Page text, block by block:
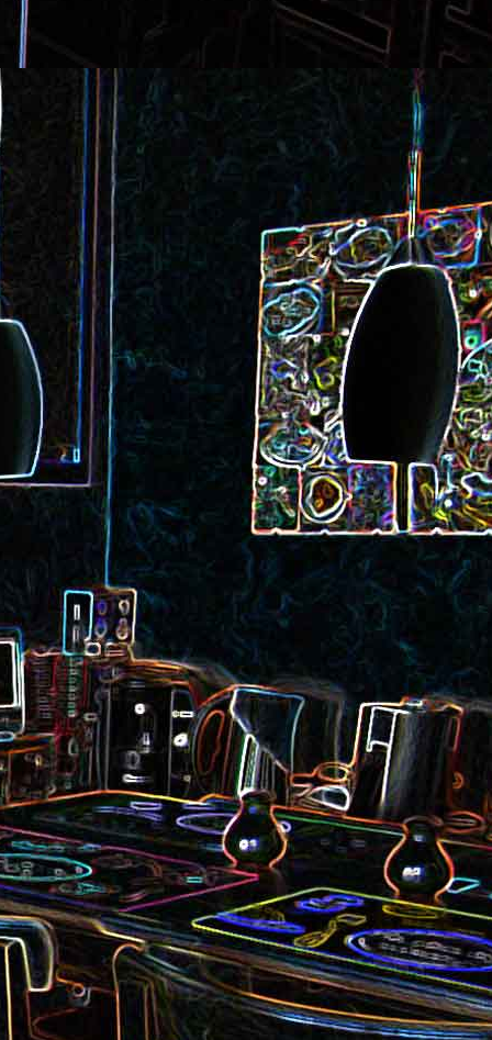
et aux Cookie géant aux pépites de
chocolat et au miel
Noix de cajou caramélisées
au sésame
au Quesadillas à la mexicaine